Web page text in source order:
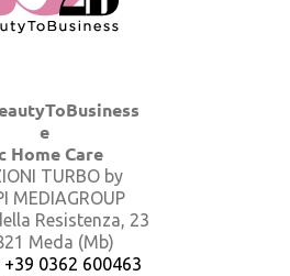
e
Home Care
TURBO by
MEDIAGROUP
Resistenza, 23
Meda (Mb)
+39 0362 600463